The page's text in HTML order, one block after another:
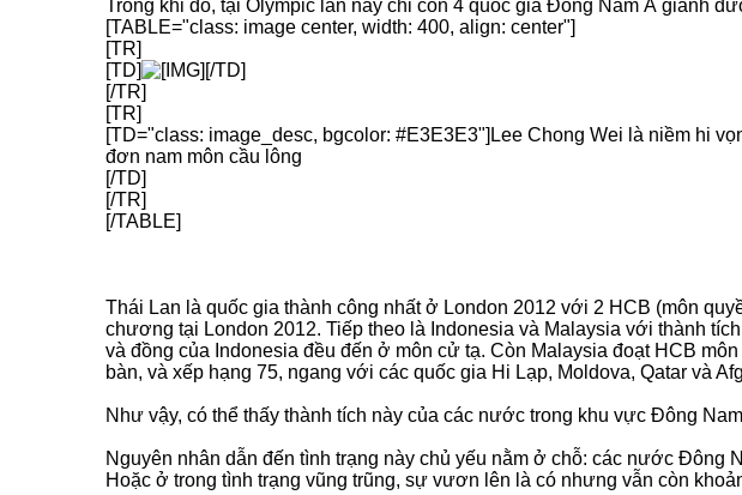
Trong khi đó, tại Olympic lần này chỉ còn 4 quốc gia Đông Nam Á giành
[TABLE="class: image center, width: 400, align: center"]
[TR]
[TD]
[/TD]
[/TR]
[TR]
[TD="class: image_desc, bgcolor: #E3E3E3"]Lee Chong Wei là niềm hi
đơn nam môn cầu lông
[/TD]
[/TR]
[/TABLE]
Thái Lan là quốc gia thành công nhất ở London 2012 với 2 HCB (môn
chương tại London 2012. Tiếp theo là Indonesia và Malaysia với thành
và đồng của Indonesia đều đến ở môn cử tạ. Còn Malaysia đoạt HCB
bàn, và xếp hạng 75, ngang với các quốc gia Hi Lạp, Moldova, Qatar và
Như vậy, có thể thấy thành tích này của các nước trong khu vực Đông
Nguyên nhân dẫn đến tình trạng này chủ yếu nằm ở chỗ: các nước Đông
Hoặc ở trong tình trạng vũng trũng, sự vươn lên là có nhưng vẫn còn